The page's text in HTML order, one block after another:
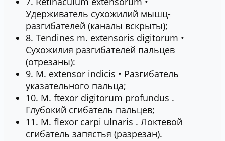
Удерживатель сухожилий мышц-
разгибателей (каналы вскрыты);
8. Tendines m. extensoris digitorum •
Сухожилия разгибателей пальцев
(отрезаны):
9. М. extensor indicis • Разгибатель
указательного пальца;
10. М. ftexor digitorum profundus .
Глубокий сгибатель пальцев;
11. М. flexor carpi ulnaris . Локтевой
сгибатель запястья (разрезан).